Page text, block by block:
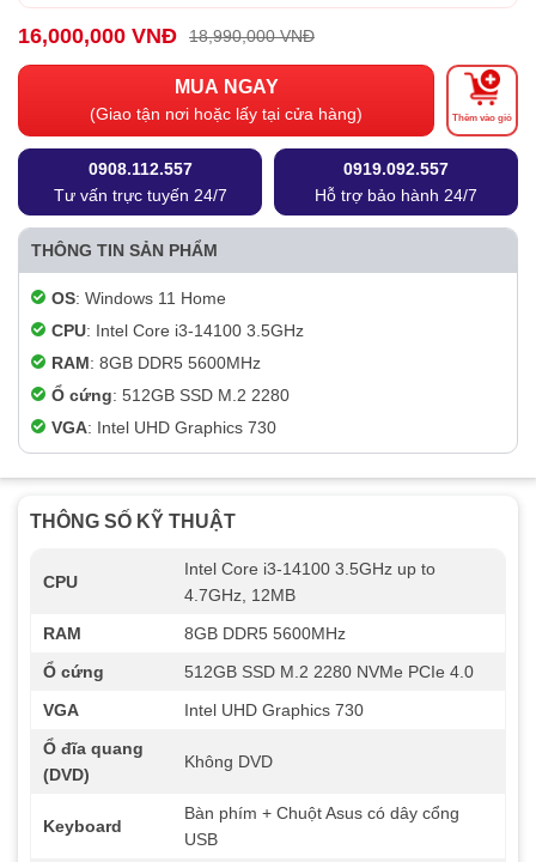
16,000,000 VNĐ 18,990,000 VNĐ
MUA NGAY
(Giao tận nơi hoặc lấy tại cửa hàng) Thêm vào giỏ
0908.112.557
Tư vấn trực tuyến 24/7
0919.092.557
Hỗ trợ bảo hành 24/7
THÔNG TIN SẢN PHẨM
OS: Windows 11 Home
CPU: Intel Core i3-14100 3.5GHz
RAM: 8GB DDR5 5600MHz
Ổ cứng: 512GB SSD M.2 2280
VGA: Intel UHD Graphics 730
THÔNG SỐ KỸ THUẬT
CPU
Intel Core i3-14100 3.5GHz up to
4.7GHz, 12MB
RAM
8GB DDR5 5600MHz
Ổ cứng
512GB SSD M.2 2280 NVMe PCIe 4.0
VGA
Intel UHD Graphics 730
Ổ đĩa quang
(DVD)
Không DVD
Keyboard
Bàn phím + Chuột Asus có dây cổng
USB